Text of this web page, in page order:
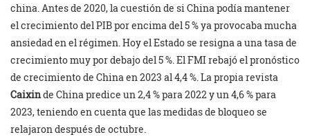
china. Antes de 2020, la cuestión de si China podía mantener
el crecimiento del PIB por encima del 5 % ya provocaba mucha
ansiedad en el régimen. Hoy el Estado se resigna a una tasa de
crecimiento muy por debajo del 5 %. El FMI rebajó el pronóstico
de crecimiento de China en 2023 al 4,4 %. La propia revista
Caixinde China predice un 2,4 % para 2022 y un 4,6 % para
2023, teniendo en cuenta que las medidas de bloqueo se
relajaron después de octubre.